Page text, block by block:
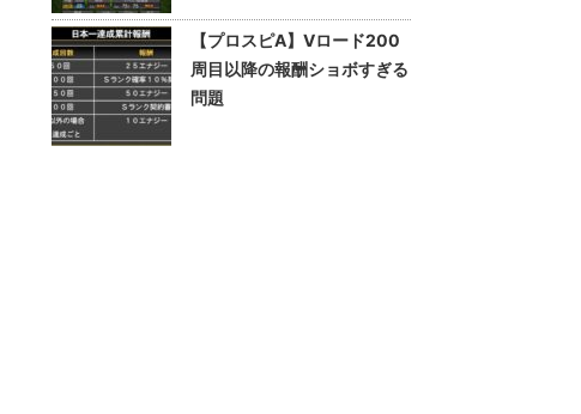
【プロスピA】Vロード200
周目以降の報酬ショボすぎる
問題